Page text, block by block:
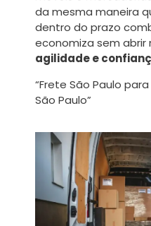
da mesma maneira
dentro do prazo
economiza sem abrir
agilidade e
“Frete São Paulo
São Paulo”